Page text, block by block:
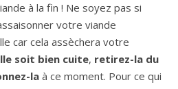
à la fin ! Ne soyez pas si
votre viande
car cela assèchera votre
soit bien cuite, retirez-la du
la à ce moment. Pour ce qui